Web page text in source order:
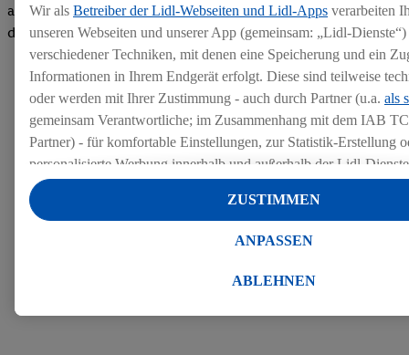
auf dem Arbeitgeber-Bewertungsportal kununu.Hier geht's zu
den Bewertungen
Wir als Betreiber der Lidl-Webseiten und Lidl-Apps verarbeiten
unseren Webseiten und unserer App (gemeinsam: „Lidl-
verschiedener Techniken, mit denen eine Speicherung und ein
Informationen in Ihrem Endgerät erfolgt. Diese sind teilweise
oder werden mit Ihrer Zustimmung - auch durch Partner (u.a. als
gemeinsam Verantwortliche; im Zusammenhang mit dem IAB
Partner) - für komfortable Einstellungen, zur Statistik-Erstellung
personalisierte Werbung innerhalb und außerhalb der Lidl-
Datenverarbeitungen für personalisierte Werbung werden
Werbung auszusteuern und um Dritten die Ausspielung von
werden für diese Zwecke auch Daten aus Ihrem Filial-
Diensten zur Verfügung gestellt, damit dieser alseigenständig
ABLEHNEN
ANPASSEN
ZUSTIMMEN